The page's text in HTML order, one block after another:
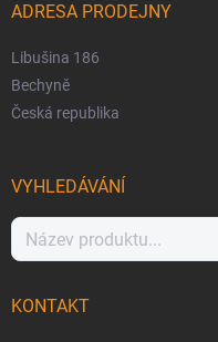
ADRESA PRODEJNY
Libušina 186
Bechyně
Česká republika
VYHLEDÁVÁNÍ
KONTAKT